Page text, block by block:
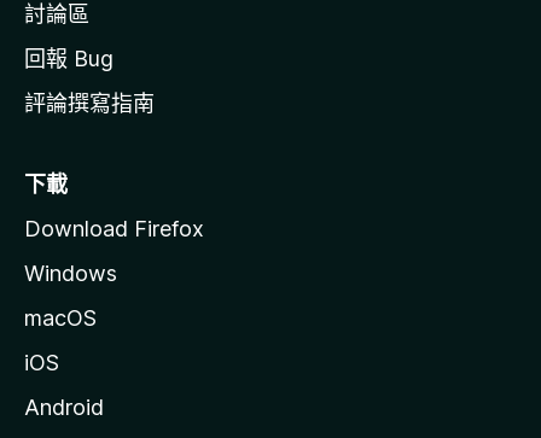
討論區
回報 Bug
評論撰寫指南
下載
Download Firefox
Windows
macOS
iOS
Android